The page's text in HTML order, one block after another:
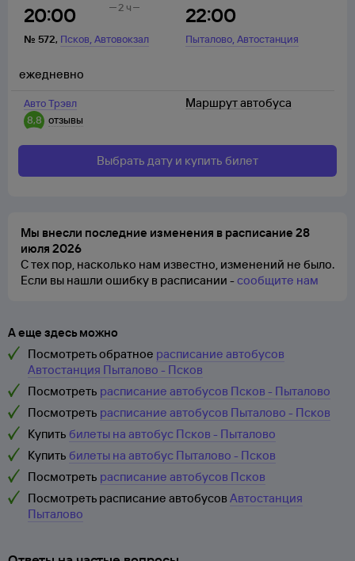
20:00
№ 572, Псков,Автовокзал
22:00
Пыталово,Автостанция
2 ч
Авто Трэвл
8,8 отзывы
ежедневно
Маршрут автобуса
Выбрать дату и купить билет
Мы внесли последние изменения в расписание 28
июля 2026
С тех пор, насколько нам известно, изменений не было.
Если вы нашли ошибку в расписании -сообщите нам
А еще здесь можно
Посмотреть обратное расписание автобусов
Автостанция Пыталово - Псков
Посмотреть расписание автобусов Псков - Пыталово
Посмотреть расписание автобусов Пыталово - Псков
Купить билеты на автобус Псков - Пыталово
Купить билеты на автобус Пыталово - Псков
Посмотреть расписание автобусов Псков
Посмотреть расписание автобусовАвтостанция
Пыталово